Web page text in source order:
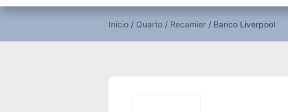
Início/ Quarto/ Recamier/ Banco Liverpool